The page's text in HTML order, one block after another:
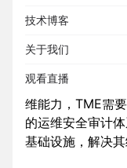
技术博客
关于我们
观看直播
为了助力公司持
维能力，TME需
的运维安全审计
基础设施，解决